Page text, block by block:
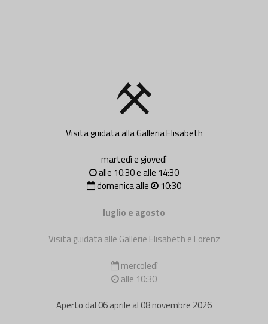
Visita guidata alla Galleria Elisabeth
martedì e giovedì
alle 10:30 e alle 14:30
domenica alle
10:30
luglio e agosto
Visita guidata alle Gallerie Elisabeth e Lorenz
mercoledì
alle 10:30
Aperto dal 06 aprile al 08 novembre 2026